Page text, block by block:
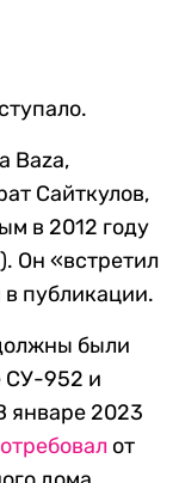
Baza,
Сайткулов,
в 2012 году
Он «встретил
в публикации.
были
СУ-952 и
январе 2023
от